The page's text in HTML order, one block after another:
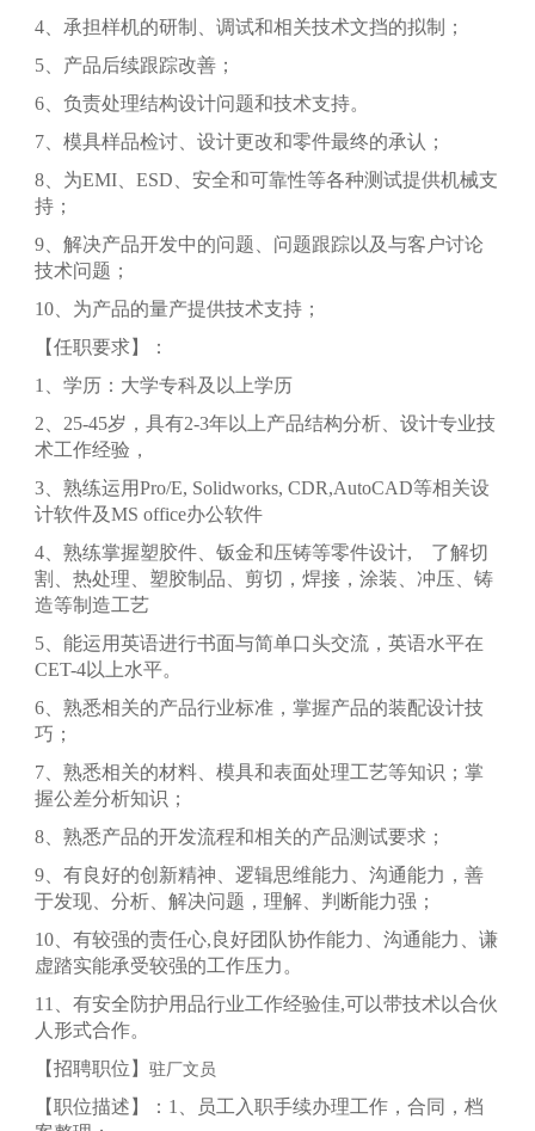
4、承担样机的研制、调试和相关技术文挡的拟制；
5、产品后续跟踪改善；
6、负责处理结构设计问题和技术支持。
7、模具样品检讨、设计更改和零件最终的承认；
8、为EMI、ESD、安全和可靠性等各种测试提供机械支
持；
9、解决产品开发中的问题、问题跟踪以及与客户讨论
技术问题；
10、为产品的量产提供技术支持；
【任职要求】：
1、学历：大学专科及以上学历
2、25-45岁，具有2-3年以上产品结构分析、设计专业技
术工作经验，
3、熟练运用Pro/E, Solidworks, CDR,AutoCAD等相关设
计软件及MS office办公软件
4、熟练掌握塑胶件、钣金和压铸等零件设计, 了解切
割、热处理、塑胶制品、剪切，焊接，涂装、冲压、铸
造等制造工艺
5、能运用英语进行书面与简单口头交流，英语水平在
CET-4以上水平。
6、熟悉相关的产品行业标准，掌握产品的装配设计技
巧；
7、熟悉相关的材料、模具和表面处理工艺等知识；掌
握公差分析知识；
8、熟悉产品的开发流程和相关的产品测试要求；
9、有良好的创新精神、逻辑思维能力、沟通能力，善
于发现、分析、解决问题，理解、判断能力强；
10、有较强的责任心,良好团队协作能力、沟通能力、谦
虚踏实能承受较强的工作压力。
11、有安全防护用品行业工作经验佳,可以带技术以合伙
人形式合作。
【招聘职位】驻厂文员
【职位描述】：1、员工入职手续办理工作，合同，档